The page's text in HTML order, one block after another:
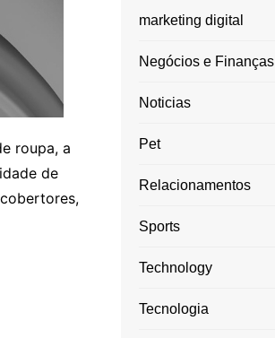
roupa, a
de
marketing digital
Negócios e Finanças
Noticias
Pet
Relacionamentos
Sports
Technology
Tecnologia